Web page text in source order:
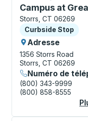
Campus at
Storrs, CT 06269
Curbside Stop
Curbside Stop
Adresse
1356 Storrs Road
Storrs, CT 06269
Numéro de
(800) 343-9999
(800) 858-8555